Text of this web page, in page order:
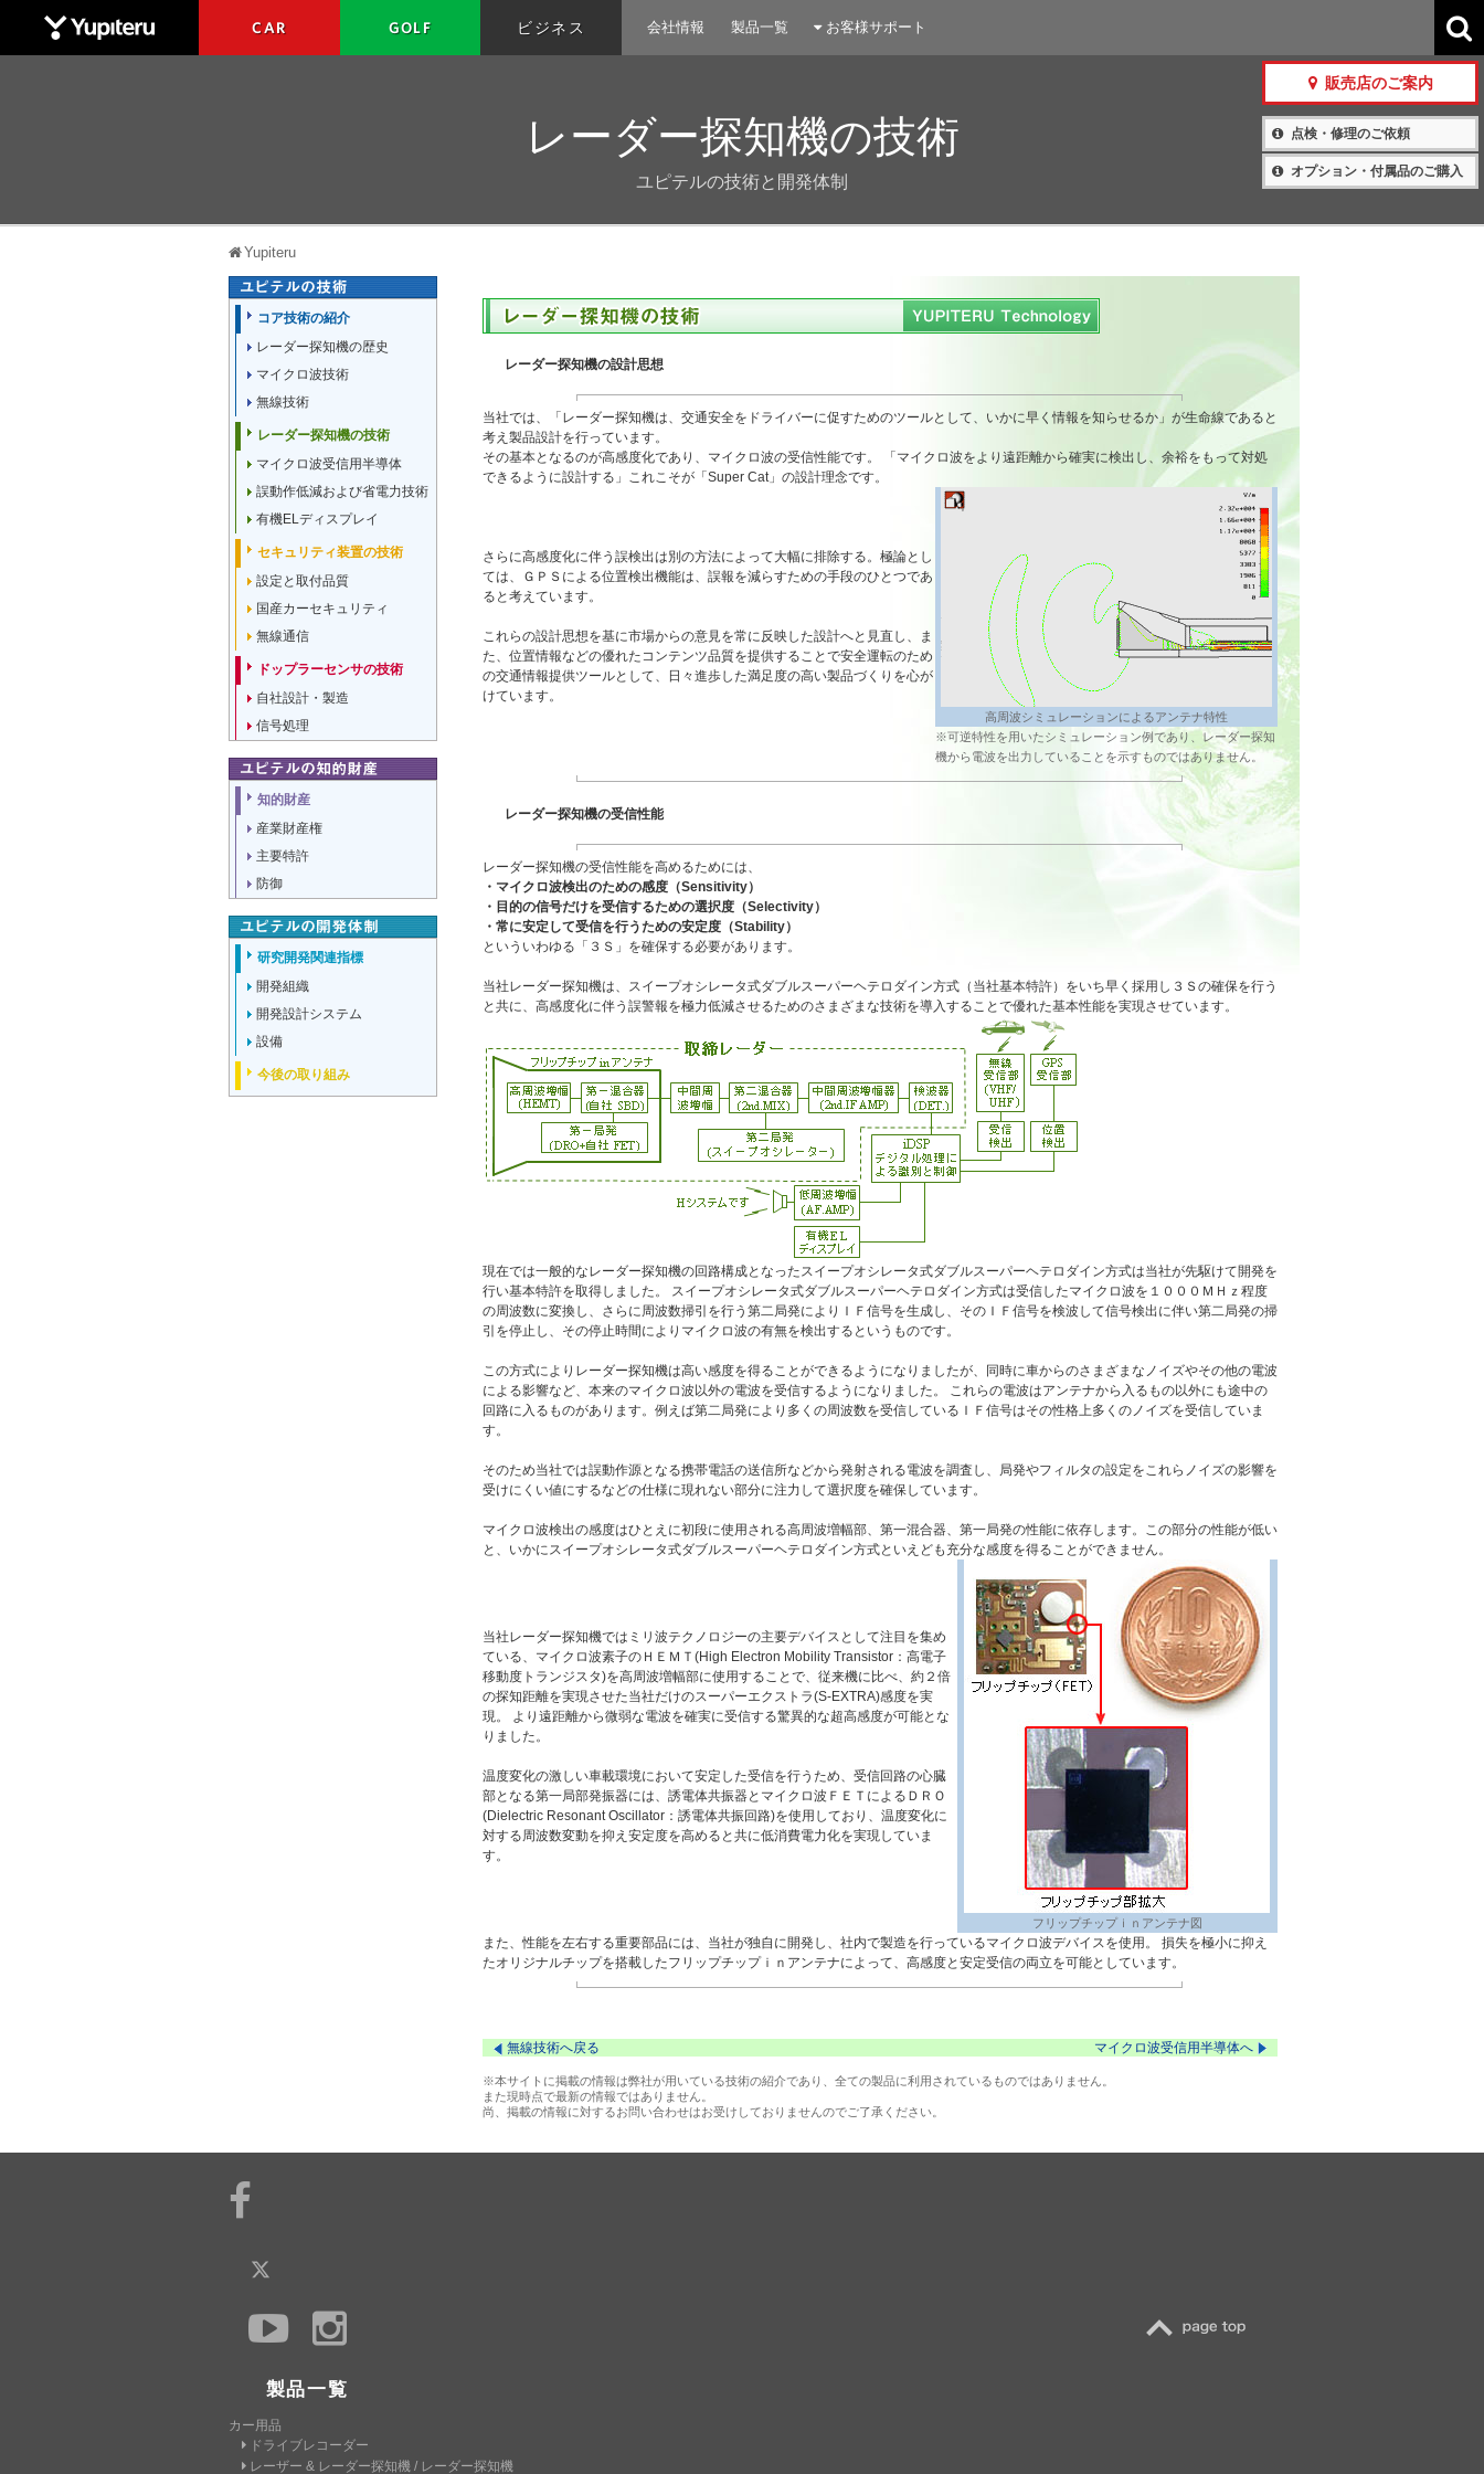
CAR GOLF ビジネス 会社情報 製品一覧 お客様サポート
販売店のご案内
点検・修理のご依頼
オプション・付属品のご購入
レーダー探知機の技術
ユピテルの技術と開発体制
Yupiteru
レーダー探知機の設計思想
当社では、「レーダー探知機は、交通安全をドライバーに促すためのツールとして、いかに早く情報を知らせるか」が生命線であると
考え製品設計を行っています。
その基本となるのが高感度化であり、マイクロ波の受信性能です。 「マイクロ波をより遠距離から確実に検出し、余裕をもって対処
できるように設計する」これこそが「Super Cat」の設計理念です。
さらに高感度化に伴う誤検出は別の方法によって大幅に排除する。極論とし
ては、ＧＰＳによる位置検出機能は、誤報を減らすための手段のひとつであ
ると考えています。
これらの設計思想を基に市場からの意見を常に反映した設計へと見直し、ま
た、位置情報などの優れたコンテンツ品質を提供することで安全運転のため
の交通情報提供ツールとして、日々進歩した満足度の高い製品づくりを心が
けています。
高周波シミュレーションによるアンテナ特性
※可逆特性を用いたシミュレーション例であり、レーダー探知
機から電波を出力していることを示すものではありません。
レーダー探知機の受信性能
レーダー探知機の受信性能を高めるためには、
・マイクロ波検出のための感度（Sensitivity）
・目的の信号だけを受信するための選択度（Selectivity）
・常に安定して受信を行うための安定度（Stability）
といういわゆる「３Ｓ」を確保する必要があります。
当社レーダー探知機は、スイープオシレータ式ダブルスーパーヘテロダイン方式（当社基本特許）をいち早く採用し３Ｓの確保を行う
と共に、高感度化に伴う誤警報を極力低減させるためのさまざまな技術を導入することで優れた基本性能を実現させています。
現在では一般的なレーダー探知機の回路構成となったスイープオシレータ式ダブルスーパーヘテロダイン方式は当社が先駆けて開発を
行い基本特許を取得しました。 スイープオシレータ式ダブルスーパーヘテロダイン方式は受信したマイクロ波を１０００ＭＨｚ程度
の周波数に変換し、さらに周波数掃引を行う第二局発によりＩＦ信号を生成し、そのＩＦ信号を検波して信号検出に伴い第二局発の掃
引を停止し、その停止時間によりマイクロ波の有無を検出するというものです。
この方式によりレーダー探知機は高い感度を得ることができるようになりましたが、同時に車からのさまざまなノイズやその他の電波
による影響など、本来のマイクロ波以外の電波を受信するようになりました。 これらの電波はアンテナから入るもの以外にも途中の
回路に入るものがあります。例えば第二局発により多くの周波数を受信しているＩＦ信号はその性格上多くのノイズを受信していま
す。
そのため当社では誤動作源となる携帯電話の送信所などから発射される電波を調査し、局発やフィルタの設定をこれらノイズの影響を
受けにくい値にするなどの仕様に現れない部分に注力して選択度を確保しています。
マイクロ波検出の感度はひとえに初段に使用される高周波増幅部、第一混合器、第一局発の性能に依存します。この部分の性能が低い
と、いかにスイープオシレータ式ダブルスーパーヘテロダイン方式といえども充分な感度を得ることができません。
当社レーダー探知機ではミリ波テクノロジーの主要デバイスとして注目を集め
ている、マイクロ波素子のＨＥＭＴ(High Electron Mobility Transistor：高電子
移動度トランジスタ)を高周波増幅部に使用することで、従来機に比べ、約２倍
の探知距離を実現させた当社だけのスーパーエクストラ(S-EXTRA)感度を実
現。 より遠距離から微弱な電波を確実に受信する驚異的な超高感度が可能とな
りました。
温度変化の激しい車載環境において安定した受信を行うため、受信回路の心臓
部となる第一局部発振器には、誘電体共振器とマイクロ波ＦＥＴによるＤＲＯ
(Dielectric Resonant Oscillator：誘電体共振回路)を使用しており、温度変化に
対する周波数変動を抑え安定度を高めると共に低消費電力化を実現していま
す。
フリップチップｉｎアンテナ図
また、性能を左右する重要部品には、当社が独自に開発し、社内で製造を行っているマイクロ波デバイスを使用。 損失を極小に抑え
たオリジナルチップを搭載したフリップチップｉｎアンテナによって、高感度と安定受信の両立を可能としています。
無線技術へ戻る マイクロ波受信用半導体へ
※本サイトに掲載の情報は弊社が用いている技術の紹介であり、全ての製品に利用されているものではありません。
また現時点で最新の情報ではありません。
尚、掲載の情報に対するお問い合わせはお受けしておりませんのでご了承ください。
コア技術の紹介
レーダー探知機の歴史
マイクロ波技術
無線技術
レーダー探知機の技術
マイクロ波受信用半導体
誤動作低減および省電力技術
有機ELディスプレイ
セキュリティ装置の技術
設定と取付品質
国産カーセキュリティ
無線通信
ドップラーセンサの技術
自社設計・製造
信号処理
知的財産
産業財産権
主要特許
防御
研究開発関連指標
開発組織
開発設計システム
設備
今後の取り組み
製品一覧
カー用品
ドライブレコーダー
レーザー & レーダー探知機 / レーダー探知機